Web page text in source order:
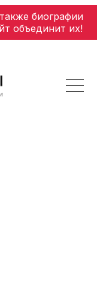
биографии
объединит их!